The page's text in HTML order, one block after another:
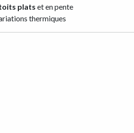
plats et en pente
thermiques